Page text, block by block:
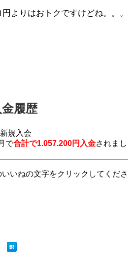
よりはおトクですけどね。。。
履歴
新規入会
で合計で1.057.200円入金されまし
いねの文字をクリックしてくださ